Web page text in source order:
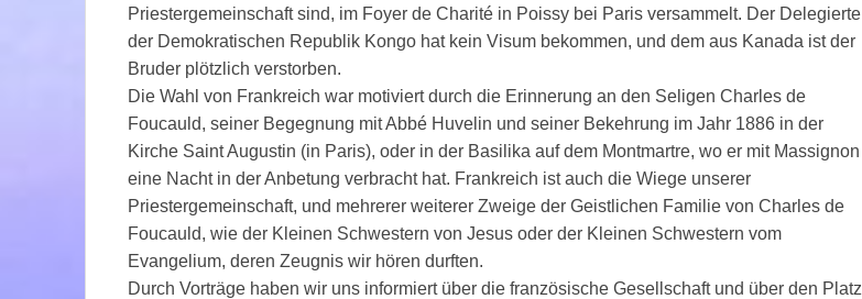
Priestergemeinschaft sind, im Foyer de Charité in Poissy bei Paris versammelt. Der Delegierte
der Demokratischen Republik Kongo hat kein Visum bekommen, und dem aus Kanada ist der
Bruder plötzlich verstorben.
Die Wahl von Frankreich war motiviert durch die Erinnerung an den Seligen Charles de
Foucauld, seiner Begegnung mit Abbé Huvelin und seiner Bekehrung im Jahr 1886 in der
Kirche Saint Augustin (in Paris), oder in der Basilika auf dem Montmartre, wo er mit Massignon
eine Nacht in der Anbetung verbracht hat. Frankreich ist auch die Wiege unserer
Priestergemeinschaft, und mehrerer weiterer Zweige der Geistlichen Familie von Charles de
Foucauld, wie der Kleinen Schwestern von Jesus oder der Kleinen Schwestern vom
Evangelium, deren Zeugnis wir hören durften.
Durch Vorträge haben wir uns informiert über die französische Gesellschaft und über den Platz